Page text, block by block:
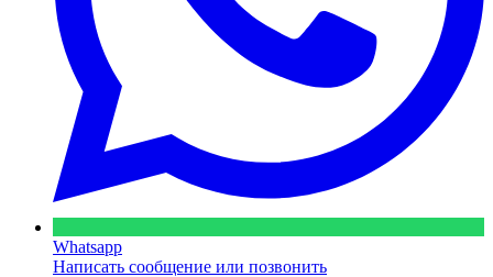
Whatsapp
Написать сообщение или позвонить